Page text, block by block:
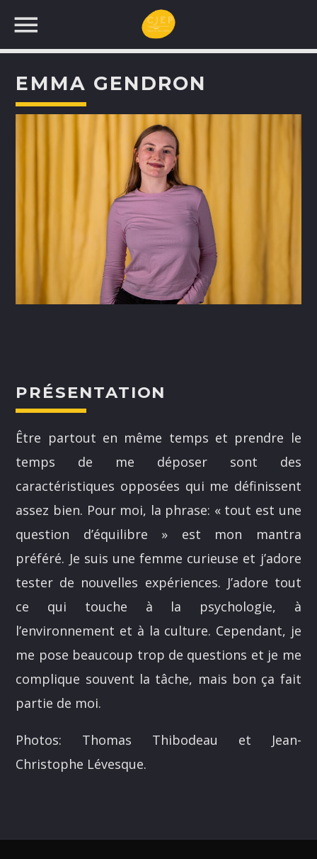
RECHERCHEZ:
UNE NOUVELLE
PROGRAMMATION!
NOS ANIMATEURS
JUSTIN SAVOIE
SANDRINE LABELLE
DOMINICK BOUCHARD
H25
ASHLEY COURNOYER NADEAU
ALEX BOUCHARD
H25
EMMA GENDRON
PRÉSENTATION
Être partout en même temps et prendre le
temps de me déposer sont des
caractéristiques opposées qui me définissent
assez bien. Pour moi, la phrase: « tout est une
question d’équilibre » est mon mantra
préféré. Je suis une femme curieuse et j’adore
tester de nouvelles expériences. J’adore tout
ce qui touche à la psychologie, à
l’environnement et à la culture. Cependant, je
me pose beaucoup trop de questions et je me
complique souvent la tâche, mais bon ça fait
partie de moi.
Photos: Thomas Thibodeau et Jean-
Christophe Lévesque.